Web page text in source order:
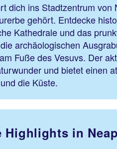
dich ins Stadtzentrum von
gehört. Entdecke
Kathedrale und das
archäologischen
Fuße des Vesuvs. Der
und bietet einen
die Küste.
Highlights in